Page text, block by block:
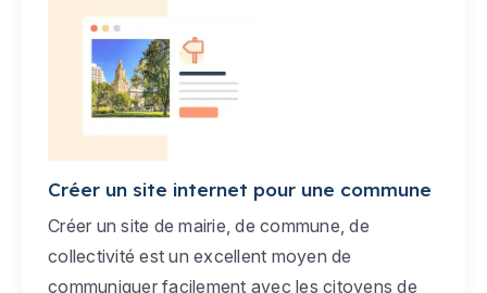
Créer un site internet pour une commune
Créer un site de mairie, de commune, de
collectivité est un excellent moyen de
communiquer facilement avec les citoyens de